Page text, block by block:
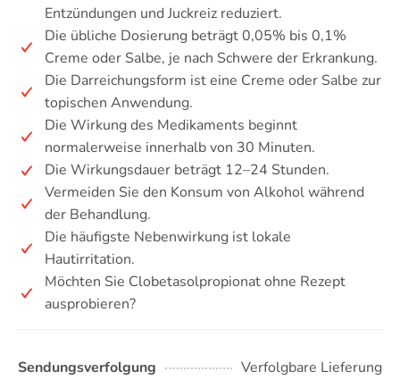
Entzündungen und Juckreiz reduziert.
Die übliche Dosierung beträgt 0,05% bis 0,1%
Creme oder Salbe, je nach Schwere der Erkrankung.
Die Darreichungsform ist eine Creme oder Salbe zur
topischen Anwendung.
Die Wirkung des Medikaments beginnt
normalerweise innerhalb von 30 Minuten.
Die Wirkungsdauer beträgt 12–24 Stunden.
Vermeiden Sie den Konsum von Alkohol während
der Behandlung.
Die häufigste Nebenwirkung ist lokale
Hautirritation.
Möchten Sie Clobetasolpropionat ohne Rezept
ausprobieren?
Sendungsverfolgung
Verfolgbare Lieferung